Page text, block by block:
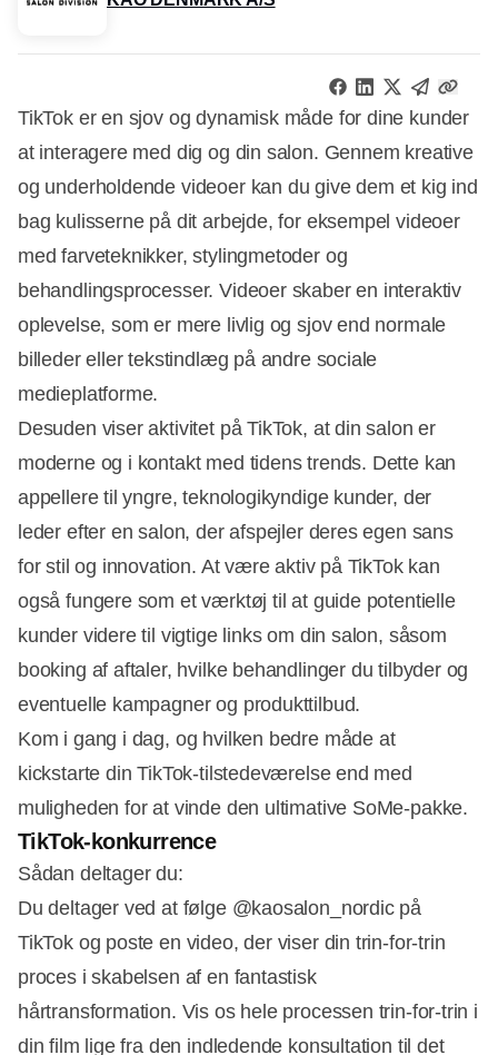
TikTok er en sjov og dynamisk måde for dine kunder
at interagere med dig og din salon. Gennem kreative
og underholdende videoer kan du give dem et kig ind
bag kulisserne på dit arbejde, for eksempel videoer
med farveteknikker, stylingmetoder og
behandlingsprocesser. Videoer skaber en interaktiv
oplevelse, som er mere livlig og sjov end normale
billeder eller tekstindlæg på andre sociale
medieplatforme.
Desuden viser aktivitet på TikTok, at din salon er
moderne og i kontakt med tidens trends. Dette kan
appellere til yngre, teknologikyndige kunder, der
leder efter en salon, der afspejler deres egen sans
for stil og innovation. At være aktiv på TikTok kan
også fungere som et værktøj til at guide potentielle
kunder videre til vigtige links om din salon, såsom
booking af aftaler, hvilke behandlinger du tilbyder og
eventuelle kampagner og produkttilbud.
Kom i gang i dag, og hvilken bedre måde at
kickstarte din TikTok-tilstedeværelse end med
muligheden for at vinde den ultimative SoMe-pakke.
TikTok-konkurrence
Sådan deltager du:
Du deltager ved at følge @kaosalon_nordic på
TikTok og poste en video, der viser din trin-for-trin
proces i skabelsen af en fantastisk
hårtransformation. Vis os hele processen trin-for-trin i
din film lige fra den indledende konsultation til det